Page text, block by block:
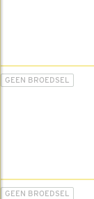
GEEN BROEDSEL
GEEN BROEDSEL